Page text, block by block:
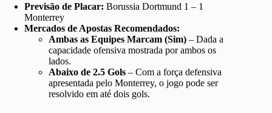
Previsão de Placar: Borussia Dortmund 1 – 1
Monterrey
Mercados de Apostas Recomendados:
Ambas as Equipes Marcam (Sim) – Dada a
capacidade ofensiva mostrada por ambos os
lados.
Abaixo de 2.5 Gols – Com a força defensiva
apresentada pelo Monterrey, o jogo pode ser
resolvido em até dois gols.